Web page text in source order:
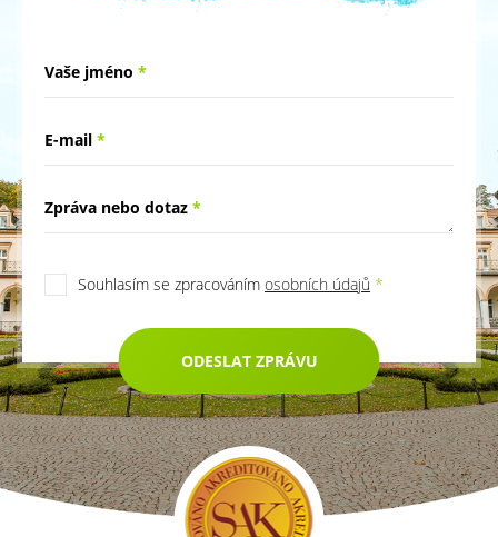
Vaše jméno *
E-mail *
Zpráva nebo dotaz *
Souhlasím se zpracováním osobních údajů *
ODESLAT ZPRÁVU